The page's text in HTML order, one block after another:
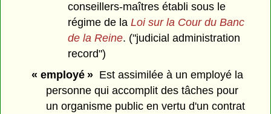
conseillers-maîtres établi sous le
régime de la Loi sur la Cour du Banc
de la Reine. ("judicial administration
record")
« employé »Est assimilée à un employé la
personne qui accomplit des tâches pour
un organisme public en vertu d'un contrat